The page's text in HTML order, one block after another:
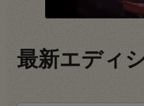
最新エディ